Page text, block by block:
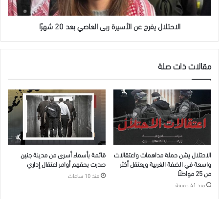
شهرًا
الاحتلال يفرج عن الأسيرة ربى العاصي بعد 20 شهرًا
مقالات ذات صلة
الاحتلال يشن حملة مداهمات واعتقالات
واسعة في الضفة الغربية ويعتقل أكثر
من 25 مواطنًا
منذ 41 دقيقة
قائمة بأسماء أسرى من مدينة جنين
صدرت بحقهم أوامر اعتقال إداري
منذ 10 ساعات